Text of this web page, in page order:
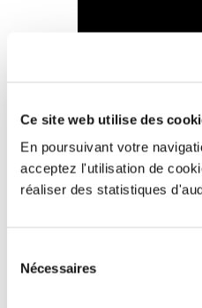
Ce site web utilise des
En poursuivant votre
acceptez l'utilisation de
réaliser des statistiques
Nécessaires
Transport –
Abattoir
Partenaire Climat
Alimentation de